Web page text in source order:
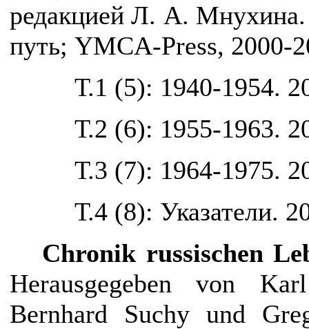
редакцией Л. А.
путь; YMCA-Press, 2000-
Т.1 (5): 1940-1954.
Т.2 (6): 1955-1963.
Т.3 (7): 1964-1975.
Т.4 (8): Указатели.
Chronik russischen
Herausgegeben von
Bernhard Suchy und